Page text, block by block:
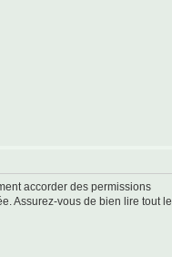
accorder des permissions
Assurez-vous de bien lire tout le